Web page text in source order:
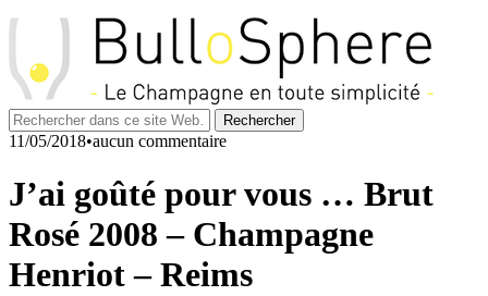
11/05/2018•aucun commentaire
J’ai goûté pour vous … Brut
Rosé 2008 – Champagne
Henriot – Reims